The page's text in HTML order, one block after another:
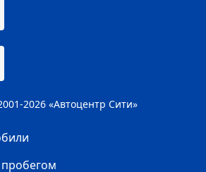
2026 «Автоцентр Сити»